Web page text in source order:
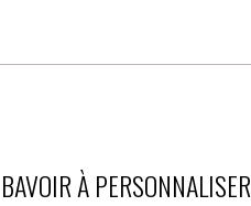
BAVOIR À PERSONNALISER